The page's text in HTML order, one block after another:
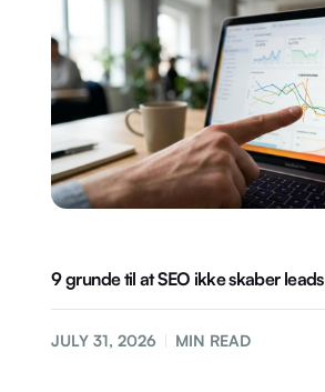
9 grunde til at SEO ikke skaber leads
JULY 31, 2026 MIN READ